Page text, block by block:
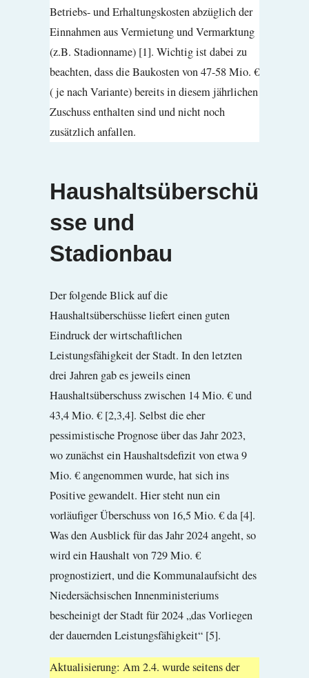
Betriebs- und Erhaltungskosten abzüglich der
Einnahmen aus Vermietung und Vermarktung
(z.B. Stadionname) [1]. Wichtig ist dabei zu
beachten, dass die Baukosten von 47-58 Mio. €
( je nach Variante) bereits in diesem jährlichen
Zuschuss enthalten sind und nicht noch
zusätzlich anfallen.
Haushaltsüberschü
sse und
Stadionbau
Der folgende Blick auf die
Haushaltsüberschüsse liefert einen guten
Eindruck der wirtschaftlichen
Leistungsfähigkeit der Stadt. In den letzten
drei Jahren gab es jeweils einen
Haushaltsüberschuss zwischen 14 Mio. € und
43,4 Mio. € [2,3,4]. Selbst die eher
pessimistische Prognose über das Jahr 2023,
wo zunächst ein Haushaltsdefizit von etwa 9
Mio. € angenommen wurde, hat sich ins
Positive gewandelt. Hier steht nun ein
vorläufiger Überschuss von 16,5 Mio. € da [4].
Was den Ausblick für das Jahr 2024 angeht, so
wird ein Haushalt von 729 Mio. €
prognostiziert, und die Kommunalaufsicht des
Niedersächsischen Innenministeriums
bescheinigt der Stadt für 2024 „das Vorliegen
der dauernden Leistungsfähigkeit“ [5].
Aktualisierung: Am 2.4. wurde seitens der